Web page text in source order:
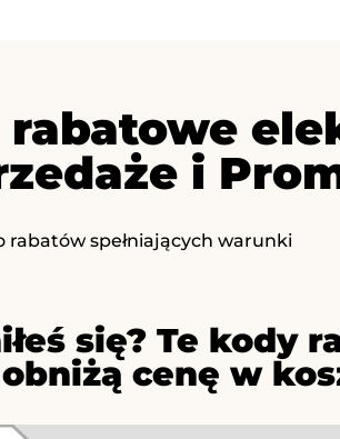
rabatowe
i
rabatów spełniających warunki
się? Te kody
cenę w